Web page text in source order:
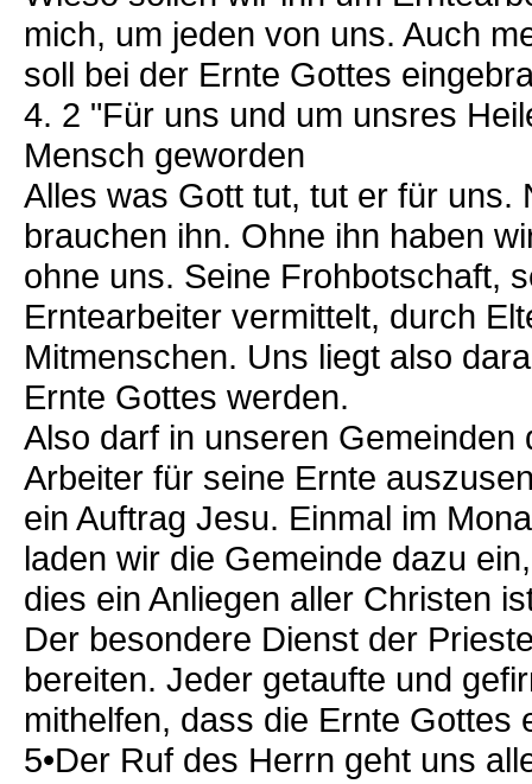
mich, um jeden von uns. Auch
soll bei der Ernte Gottes
4. 2 "Für uns und um unsres
Mensch geworden
Alles was Gott tut, tut er für
brauchen ihn. Ohne ihn haben
ohne uns. Seine Frohbotschaft,
Erntearbeiter vermittelt, durch
Mitmenschen. Uns liegt also
Ernte Gottes werden.
Also darf in unseren
Arbeiter für seine Ernte
ein Auftrag Jesu. Einmal im
laden wir die Gemeinde dazu
dies ein Anliegen aller Christen
Der besondere Dienst der
bereiten. Jeder getaufte und
mithelfen, dass die Ernte Gottes
5•Der Ruf des Herrn geht uns